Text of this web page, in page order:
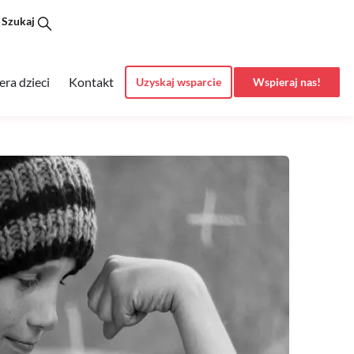
Szukaj
dzieci Kontakt Uzyskaj wsparcie Wspieraj nas!